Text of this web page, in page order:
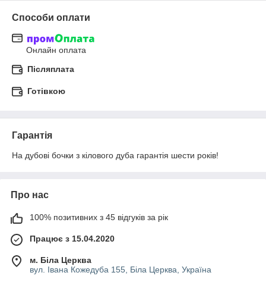
Способи оплати
Онлайн оплата
Післяплата
Готівкою
Гарантія
На дубові бочки з кілового дуба гарантія шести років!
Про нас
100% позитивних з 45 відгуків за рік
Працює з 15.04.2020
м. Біла Церква
вул. Івана Кожедуба 155, Біла Церква, Україна